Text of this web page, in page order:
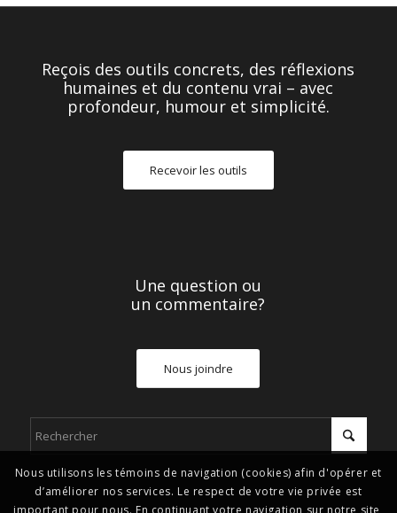
Reçois des outils concrets, des réflexions
humaines et du contenu vrai – avec
profondeur, humour et simplicité.
Recevoir les outils
Une question ou
un commentaire?
Nous joindre
Nous utilisons les témoins de navigation (cookies) afin d'opérer et
d’améliorer nos services. Le respect de votre vie privée est